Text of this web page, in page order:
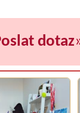
dotaz